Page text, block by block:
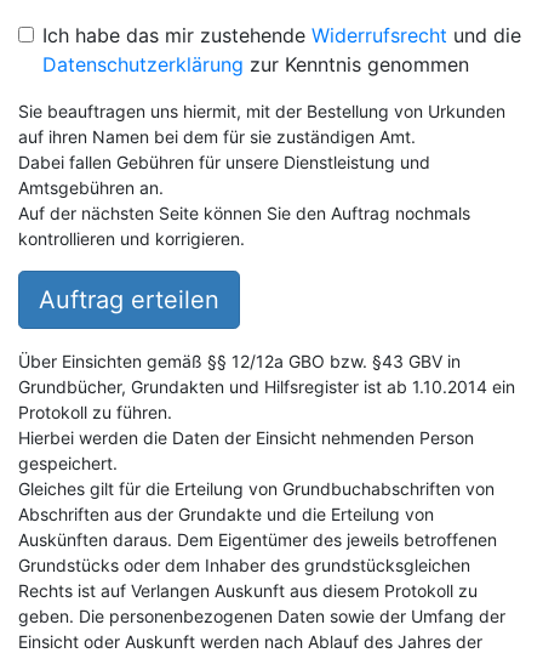
Ich habe das mir zustehende Widerrufsrecht und die
Datenschutzerklärung zur Kenntnis genommen
Sie beauftragen uns hiermit, mit der Bestellung von Urkunden
auf ihren Namen bei dem für sie zuständigen Amt.
Dabei fallen Gebühren für unsere Dienstleistung und
Amtsgebühren an.
Auf der nächsten Seite können Sie den Auftrag nochmals
kontrollieren und korrigieren.
Auftrag erteilen
Über Einsichten gemäß §§ 12/12a GBO bzw. §43 GBV in
Grundbücher, Grundakten und Hilfsregister ist ab 1.10.2014 ein
Protokoll zu führen.
Hierbei werden die Daten der Einsicht nehmenden Person
gespeichert.
Gleiches gilt für die Erteilung von Grundbuchabschriften von
Abschriften aus der Grundakte und die Erteilung von
Auskünften daraus. Dem Eigentümer des jeweils betroffenen
Grundstücks oder dem Inhaber des grundstücksgleichen
Rechts ist auf Verlangen Auskunft aus diesem Protokoll zu
geben. Die personenbezogenen Daten sowie der Umfang der
Einsicht oder Auskunft werden nach Ablauf des Jahres der